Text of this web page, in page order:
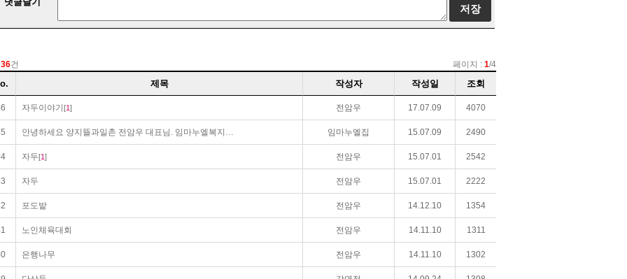
36건 페이지 : 1/4
제목 작성자 작성일 조회
자두이야기[1] 전암우 17.07.09 4070
안녕하세요 양지뜰과일촌 전암우 대표님. 임마누엘복지재단입니다. 임마누엘집 15.07.09 2490
자두[1] 전암우 15.07.01 2542
자두 전암우 15.07.01 2222
포도밭 전암우 14.12.10 1354
노인체육대회 전암우 14.11.10 1311
은행나무 전암우 14.11.10 1302